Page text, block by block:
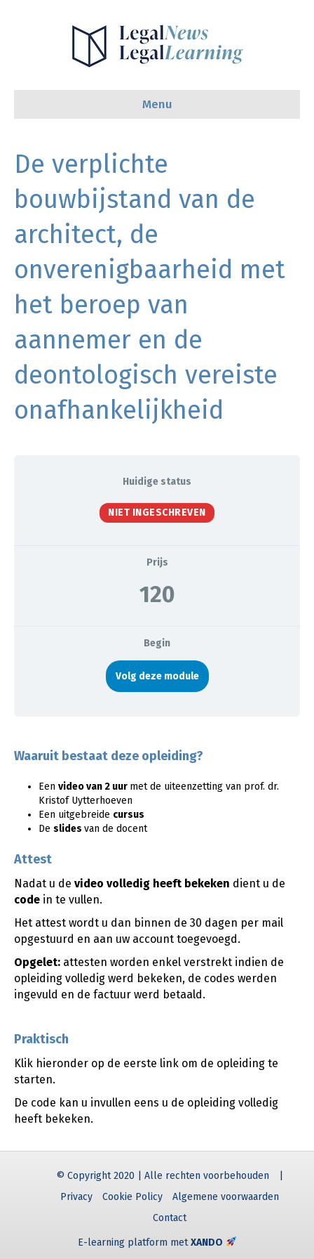
Menu
De verplichte
bouwbijstand van de
architect, de
onverenigbaarheid met
het beroep van
aannemer en de
deontologisch vereiste
onafhankelijkheid
Huidige status
NIET INGESCHREVEN
Prijs
120
Begin
Volg deze module
Waaruit bestaat deze opleiding?
Een video van 2 uur met de uiteenzetting van prof. dr.
Kristof Uytterhoeven
Een uitgebreide cursus
De slides van de docent
Attest
Nadat u de video volledig heeft bekeken dient u de
code in te vullen.
Het attest wordt u dan binnen de 30 dagen per mail
opgestuurd en aan uw account toegevoegd.
Opgelet: attesten worden enkel verstrekt indien de
opleiding volledig werd bekeken, de codes werden
ingevuld en de factuur werd betaald.
Praktisch
Klik hieronder op de eerste link om de opleiding te
starten.
De code kan u invullen eens u de opleiding volledig
heeft bekeken.
© Copyright 2020 | Alle rechten voorbehouden
Privacy
Cookie Policy
Algemene voorwaarden
Contact
E-learning platform metXANDO